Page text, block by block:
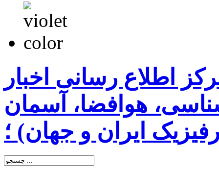
اطلاع رسانی اخبار
هوافضا، آسمان
ایران و جهان) ؛